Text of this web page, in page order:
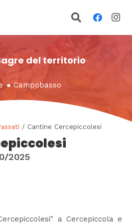
del territorio
●Campobasso
/ Cantine Cercepiccolesi
2025
a Cercepiccola e